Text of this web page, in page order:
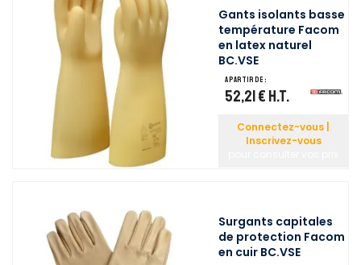
Gants isolants basse
température Facom
en latex naturel
BC.VSE
A partir de :
52,21 € H.T.
Connectez-vous |
Inscrivez-vous
Surgants capitales
de protection Facom
en cuir BC.VSE